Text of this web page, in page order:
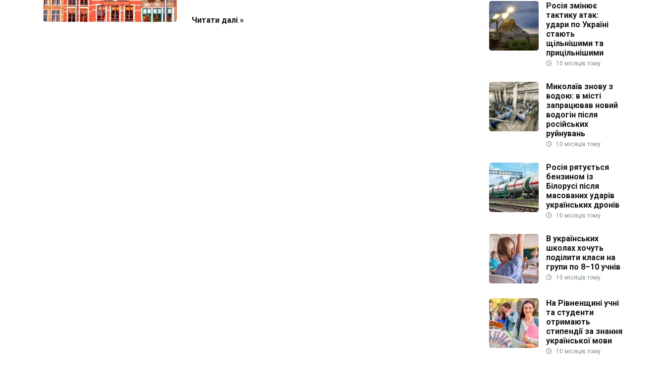
Читати далі »
Росія змінює
тактику атак:
удари по Україні
стають
щільнішими та
прицільнішими
10 місяців тому
Миколаїв знову з
водою: в місті
запрацював новий
водогін після
російських
руйнувань
10 місяців тому
Росія рятується
бензином із
Білорусі після
масованих ударів
українських дронів
10 місяців тому
В українських
школах хочуть
поділити класи на
групи по 8–10 учнів
10 місяців тому
На Рівненщині учні
та студенти
отримають
стипендії за знання
української мови
10 місяців тому